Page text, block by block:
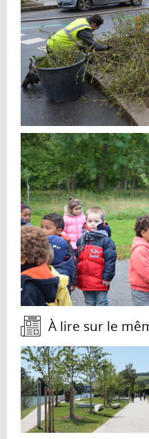
À lire sur le